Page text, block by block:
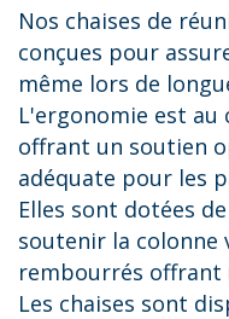
Nos chaises de
conçues pour
même lors de
L'ergonomie est
offrant un soutien
adéquate pour les
Elles sont dotées
soutenir la colonne
rembourrés offrant
Les chaises sont